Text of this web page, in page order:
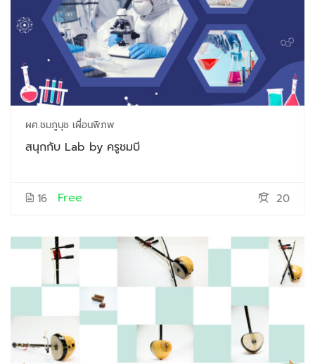
ผศ.ชมภูนุช เผื่อนพิภพ
สนุกกับ Lab by ครูชมบี
16 20
Free